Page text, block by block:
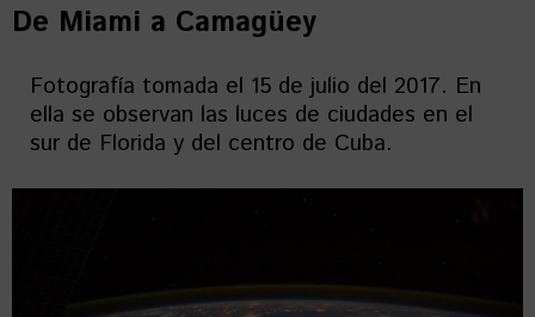
De Miami a Camagüey
Fotografía tomada el 15 de julio del 2017. En
ella se observan las luces de ciudades en el
sur de Florida y del centro de Cuba.